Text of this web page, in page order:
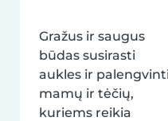
Gražus ir saugus
būdas susirasti
aukles ir
mamų ir tėčių,
kuriems reikia